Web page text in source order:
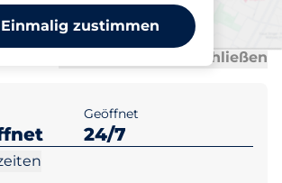
Einmalig zustimmen
Stuttgart
Alle schließen
Geöffnet
24/7